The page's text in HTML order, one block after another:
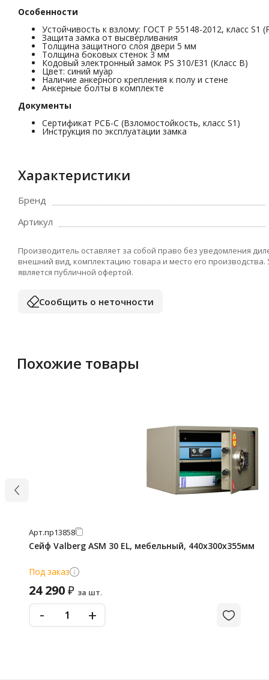
Особенности
Устойчивость к взлому: ГОСТ Р 55148-2012, класс
Защита замка от высверливания
Толщина защитного слоя двери 5 мм
Толщина боковых стенок 3 мм
Кодовый электронный замок PS 310/Е31 (Класс В)
Цвет: синий муар
Наличие анкерного крепления к полу и стене
Анкерные болты в комплекте
Документы
Сертификат РСБ-С (Взломостойкость, класс S1)
Инструкция по эксплуатации замка
Характеристики
Бренд
Артикул
Производитель оставляет за собой право без уведомления
внешний вид, комплектацию товара и место его
является публичной офертой.
Сообщить о неточности
Похожие товары
Арт.пр13858
Сейф Valberg ASM 30 EL, мебельный, 440х300х355мм
Под заказ
24 290₽ за шт.
- +